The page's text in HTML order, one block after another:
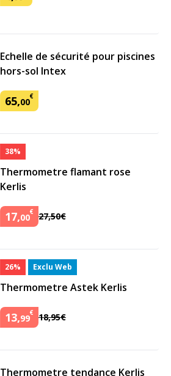
Echelle de sécurité pour piscines
hors-sol Intex
65,00€
38%
Thermometre flamant rose
Kerlis
17,00€ 27,50€
26% Exclu Web
Thermometre Astek Kerlis
13,99€ 18,95€
Thermometre tendance Kerlis